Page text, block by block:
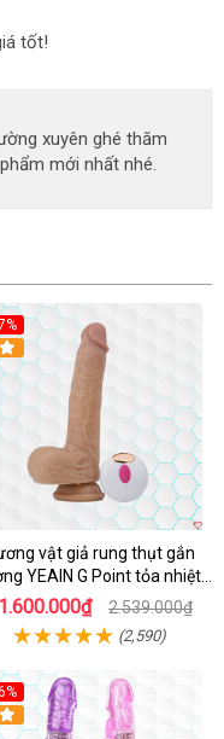
tốt!
xuyên ghé thăm
mới nhất nhé.
vật giả rung thụt gắn
YEAIN G Point tỏa nhiệt
điều khiển từ xa
1.600.000₫ 2.539.000₫
(2,590)